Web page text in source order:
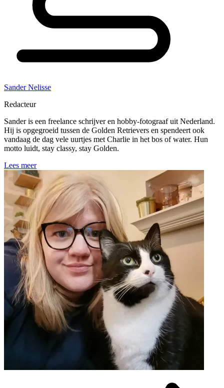
Sander Nelisse
Redacteur
Sander is een freelance schrijver en hobby-fotograaf uit Nederland.
Hij is opgegroeid tussen de Golden Retrievers en spendeert ook
vandaag de dag vele uurtjes met Charlie in het bos of water. Hun
motto luidt, stay classy, stay Golden.
Lees meer